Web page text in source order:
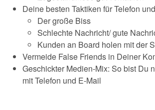
Deine besten Taktiken für Telefon
Der große Biss
Schlechte Nachricht/ gute
Kunden an Board holen mit der
Vermeide False Friends in Deiner
Geschickter Medien-Mix: So bist Du
mit Telefon und E-Mail